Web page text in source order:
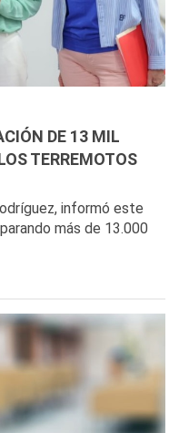
DE 13 MIL
TERREMOTOS
informó este
más de 13.000